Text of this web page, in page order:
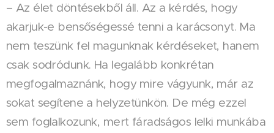
– Az élet döntésekből áll. Az a kérdés, hogy
akarjuk-e bensőségessé tenni a karácsonyt. Ma
nem teszünk fel magunknak kérdéseket, hanem
csak sodródunk. Ha legalább konkrétan
megfogalmaznánk, hogy mire vágyunk, már az
sokat segítene a helyzetünkön. De még ezzel
sem foglalkozunk, mert fáradságos lelki munkába